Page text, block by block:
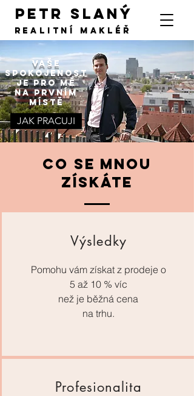
PETR SLANÝ
Realitní makléř
Vaše
spokojenosT
je pro mě
na prvním
místě
JAK PRACUJI
CO SE MNOU
ZÍSKÁTE
Výsledky
Pomohu vám získat z prodeje o
5 až 10 % víc
než je běžná cena
na trhu.
Profesionalita